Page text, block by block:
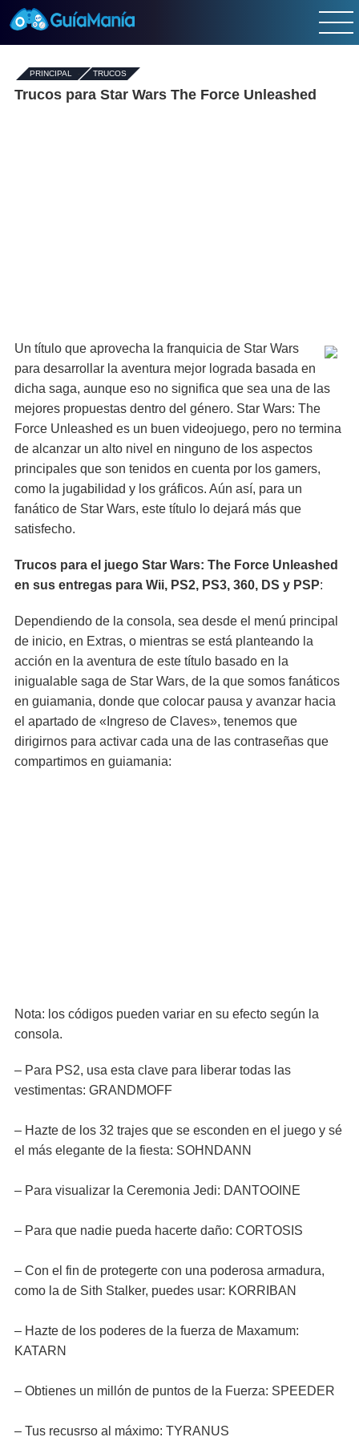
PRINCIPAL - TRUCOS
Trucos para Star Wars The Force Unleashed
Un título que aprovecha la franquicia de Star Wars
para desarrollar la aventura mejor lograda basada en
dicha saga, aunque eso no significa que sea una de las
mejores propuestas dentro del género. Star Wars: The
Force Unleashed es un buen videojuego, pero no termina
de alcanzar un alto nivel en ninguno de los aspectos
principales que son tenidos en cuenta por los gamers,
como la jugabilidad y los gráficos. Aún así, para un
fanático de Star Wars, este título lo dejará más que
satisfecho.
Trucos para el juego Star Wars: The Force Unleashed
en sus entregas para Wii, PS2, PS3, 360, DS y PSP:
Dependiendo de la consola, sea desde el menú principal
de inicio, en Extras, o mientras se está planteando la
acción en la aventura de este título basado en la
inigualable saga de Star Wars, de la que somos fanáticos
en guiamania, donde que colocar pausa y avanzar hacia
el apartado de «Ingreso de Claves», tenemos que
dirigirnos para activar cada una de las contraseñas que
compartimos en guiamania:
Nota: los códigos pueden variar en su efecto según la
consola.
– Para PS2, usa esta clave para liberar todas las
vestimentas: GRANDMOFF
– Hazte de los 32 trajes que se esconden en el juego y sé
el más elegante de la fiesta: SOHNDANN
– Para visualizar la Ceremonia Jedi: DANTOOINE
– Para que nadie pueda hacerte daño: CORTOSIS
– Con el fin de protegerte con una poderosa armadura,
como la de Sith Stalker, puedes usar: KORRIBAN
– Hazte de los poderes de la fuerza de Maxamum:
KATARN
– Obtienes un millón de puntos de la Fuerza: SPEEDER
– Tus recusrso al máximo: TYRANUS